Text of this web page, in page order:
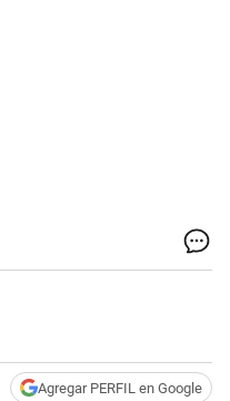
Agregar PERFIL en Google